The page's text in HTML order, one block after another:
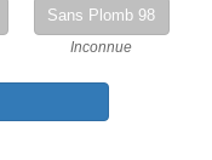
Sans Plomb 98
Inconnue